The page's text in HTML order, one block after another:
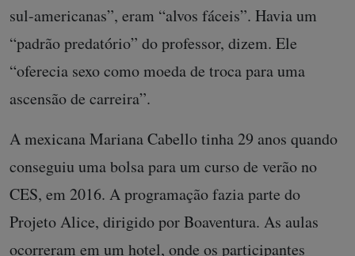
sul-americanas”, eram “alvos fáceis”. Havia um
“padrão predatório” do professor, dizem. Ele
“oferecia sexo como moeda de troca para uma
ascensão de carreira”.
A mexicana Mariana Cabello tinha 29 anos quando
conseguiu uma bolsa para um curso de verão no
CES, em 2016. A programação fazia parte do
Projeto Alice, dirigido por Boaventura. As aulas
ocorreram em um hotel, onde os participantes